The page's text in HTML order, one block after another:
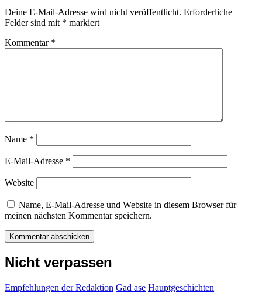
Deine E-Mail-Adresse wird nicht veröffentlicht. Erforderliche
Felder sind mit * markiert
Kommentar *
Name *
E-Mail-Adresse *
Website
Name, E-Mail-Adresse und Website in diesem Browser für
meinen nächsten Kommentar speichern.
Nicht verpassen
Empfehlungen der Redaktion Gad ase Hauptgeschichten